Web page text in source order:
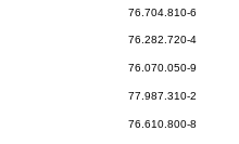
76.704.810-6
76.282.720-4
76.070.050-9
77.987.310-2
76.610.800-8